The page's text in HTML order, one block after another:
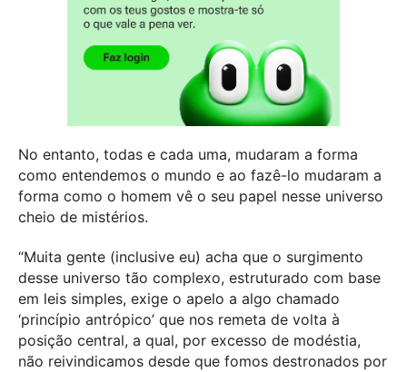
No entanto, todas e cada uma, mudaram a forma
como entendemos o mundo e ao fazê-lo mudaram a
forma como o homem vê o seu papel nesse universo
cheio de mistérios.
“Muita gente (inclusive eu) acha que o surgimento
desse universo tão complexo, estruturado com base
em leis simples, exige o apelo a algo chamado
‘princípio antrópico’ que nos remeta de volta à
posição central, a qual, por excesso de modéstia,
não reivindicamos desde que fomos destronados por